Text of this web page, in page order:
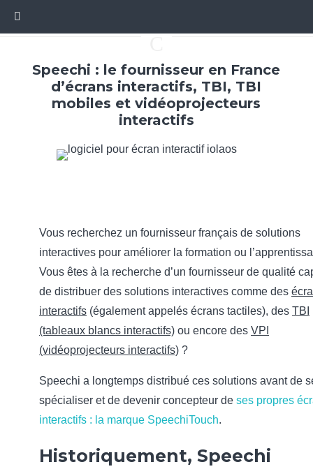
Speechi : le fournisseur en France
d’écrans interactifs, TBI, TBI
mobiles et vidéoprojecteurs
interactifs
Vous recherchez un fournisseur français de solutions
interactives pour améliorer la formation ou
Vous êtes à la recherche d’un fournisseur de qualité
de distribuer des solutions interactives comme des
interactifs (également appelés écrans tactiles), des TBI
(tableaux blancs interactifs) ou encore des VPI
(vidéoprojecteurs interactifs) ?
Speechi a longtemps distribué ces solutions avant de
spécialiser et de devenir concepteur de ses propres
interactifs : la marque SpeechiTouch.
Historiquement, Speechi